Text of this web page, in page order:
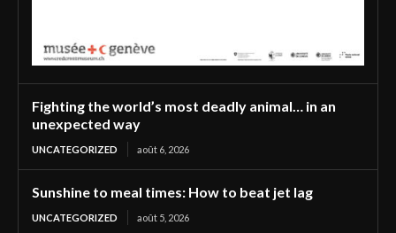
Fighting the world’s most deadly animal… in an
unexpected way
UNCATEGORIZED août 6, 2026
Sunshine to meal times: How to beat jet lag
UNCATEGORIZED août 5, 2026